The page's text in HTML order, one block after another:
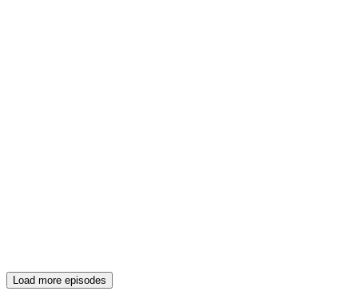
Load more episodes